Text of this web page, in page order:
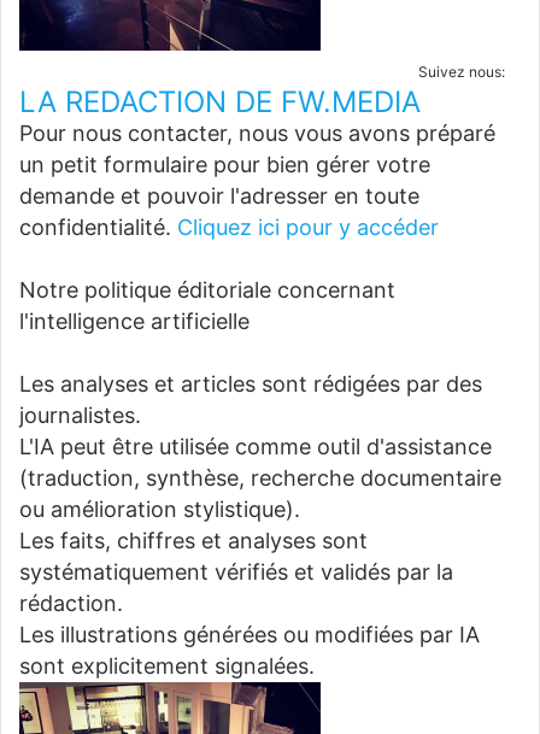
Suivez nous:
LA REDACTION DE FW.MEDIA
Pour nous contacter, nous vous avons préparé
un petit formulaire pour bien gérer votre
demande et pouvoir l'adresser en toute
confidentialité. Cliquez ici pour y accéder
Notre politique éditoriale concernant
l'intelligence artificielle
Les analyses et articles sont rédigées par des
journalistes.
L'IA peut être utilisée comme outil d'assistance
(traduction, synthèse, recherche documentaire
ou amélioration stylistique).
Les faits, chiffres et analyses sont
systématiquement vérifiés et validés par la
rédaction.
Les illustrations générées ou modifiées par IA
sont explicitement signalées.